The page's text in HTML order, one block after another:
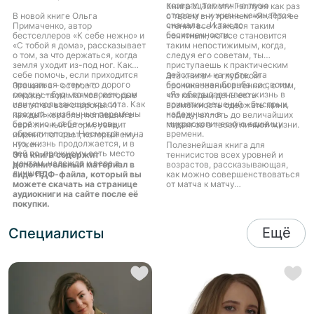
В новой книге Ольга
Примаченко, автор
бестселлеров «К себе нежно» и
«С тобой я дома», рассказывает
о том, за что держаться, когда
земля уходит из-под ног. Как
себе помочь, если приходится
прощаться с тем, что дорого
сердцу – будь то человек, дом
или ускользающая красота. Как
прожить жизненные перемены
бережно к себе – и вновь
обрести опоры. Несмотря ни на
что, жизнь продолжается, и в
ней по-прежнему есть место
мечтам, надежде и вере в
лучшее.
Эта книга – остров с
множеством маяков, которые
светят во все стороны. И
каждый корабль, попавший в
свой личный шторм, увидит
именно тот свет, который ему
нужен.
Эта книга содержит
дополнительный материал в
виде ПДФ-файла, который вы
можете скачать на странице
аудиокниги на сайте после её
покупки.
возвращает мяч на твою
сторону – и жизнь начинается
сначала… И так до
бесконечности.
Книга У. Тимоти Гэллуэя как раз
о твоем внутреннем «Я». При ее
чтении все кажется таким
понятным, но все становится
таким непостижимым, когда,
следуя его советам, ты
приступаешь к практическим
действиям на корте. Эта
бесконечная борьба со своим
«Я» обогащает твою жизнь в
принятии решений – быстрых,
надежных – в
микроскопическую единицу
времени.
Эта книга – о глубоком
проникновении в теннис, о том,
что каждый день есть
возможность одержать мини
победу, вплоть до величайших
подвигов в твоей личной жизни.
Полезнейшая книга для
теннисистов всех уровней и
возрастов, рассказывающая,
как можно совершенствоваться
от матча к матчу…
Специалисты Ещё